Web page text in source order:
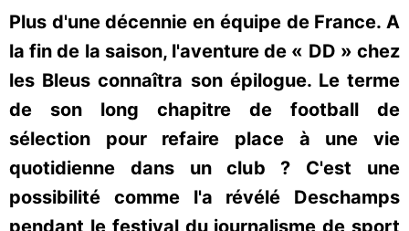
Plus d'une décennie en équipe de France. A
la fin de la saison, l'aventure de « DD » chez
les Bleus connaîtra son épilogue. Le terme
de son long chapitre de football de
sélection pour refaire place à une vie
quotidienne dans un club ? C'est une
possibilité comme l'a révélé Deschamps
pendant le festival du journalisme de sport